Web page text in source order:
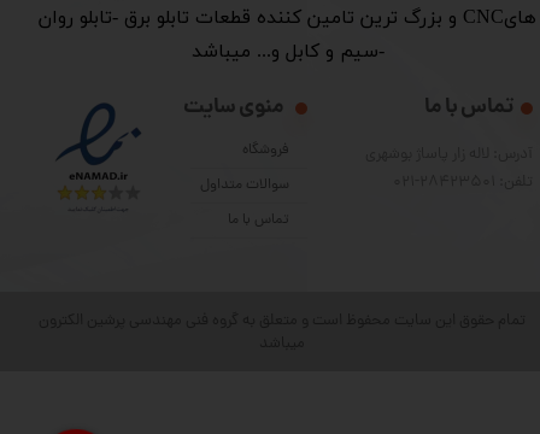
هایCNC و بزرگ ترین تامین کننده قطعات تابلو برق -تابلو روان
-سیم و کابل و... میباشد
منوی سایت
فروشگاه
سوالات متداول
تماس با ما
تماس با ما